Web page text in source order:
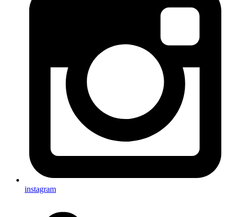
instagram